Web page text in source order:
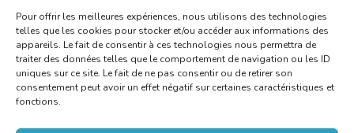
Pour offrir les meilleures expériences, nous utilisons des technologies
telles que les cookies pour stocker et/ou accéder aux informations des
appareils. Le fait de consentir à ces technologies nous permettra de
traiter des données telles que le comportement de navigation ou les ID
uniques sur ce site. Le fait de ne pas consentir ou de retirer son
consentement peut avoir un effet négatif sur certaines caractéristiques et
fonctions.